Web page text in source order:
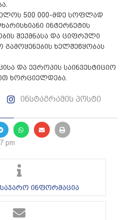
500 000-მდე სოფლად
ინტერნეტის
შექმნასა და ციფრული
გამოყენების ხელშეწყობას
და ევროპის საინვესტიციო
ხორციელდება.
ინსტაგრამის პოსტი
pm
ინფორმაცია